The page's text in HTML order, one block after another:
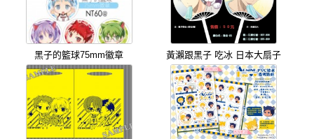
黑子的籃球75mm徽章 黃瀨跟黑子 吃冰 日本大扇子